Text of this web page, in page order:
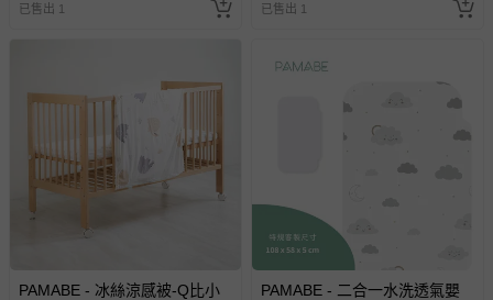
已售出 1 已售出 1
PAMABE - 冰絲涼感被-Q比小
PAMABE - 二合一水洗透氣嬰